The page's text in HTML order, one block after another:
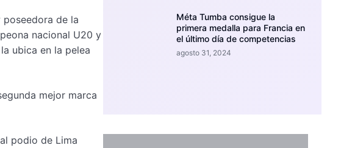
de la
nacional U20 y
ubica en la pelea
mejor marca
podio de Lima
Méta Tumba consigue la
primera medalla para Francia en
el último día de competencias
agosto 31, 2024